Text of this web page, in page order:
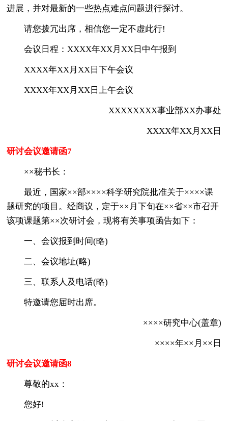
进展，并对最新的一些热点难点问题进行探讨。
请您拨冗出席，相信您一定不虚此行!
会议日程：XXXX年XX月XX日中午报到
XXXX年XX月XX日下午会议
XXXX年XX月XX日上午会议
XXXXXXXX事业部XX办事处
XXXX年XX月XX日
研讨会议邀请函7
××秘书长：
最近，国家××部××××科学研究院批准关于××××课
题研究的项目。经商议，定于××月下旬在××省××市召开
该项课题第××次研讨会，现将有关事项函告如下：
一、会议报到时间(略)
二、会议地址(略)
三、联系人及电话(略)
特邀请您届时出席。
××××研究中心(盖章)
××××年××月××日
研讨会议邀请函8
尊敬的xx：
您好!